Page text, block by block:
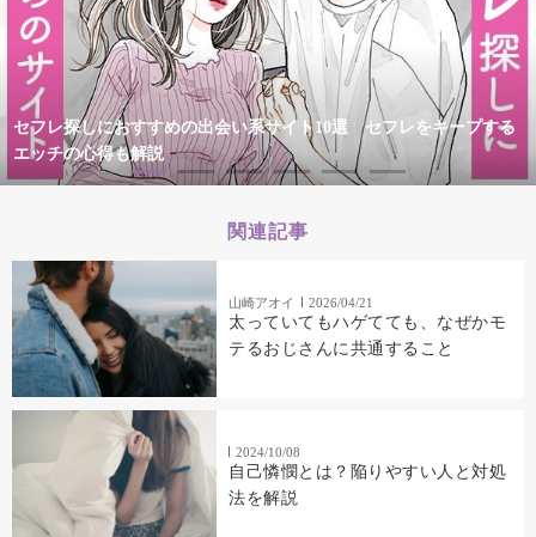
セフレ探しにおすすめの出会い系サイト10選 セフレをキープする
エッチの心得も解説
関連記事
山崎アオイ 2026/04/21
太っていてもハゲてても、なぜかモ
テるおじさんに共通すること
2024/10/08
自己憐憫とは？陥りやすい人と対処
法を解説